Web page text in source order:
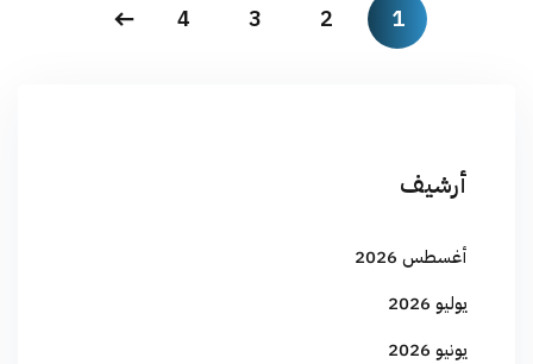
1
2
3
4
أرشيف
أغسطس 2026
يوليو 2026
يونيو 2026